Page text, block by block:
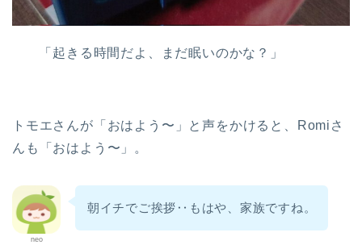
「起きる時間だよ、まだ眠いのかな？」
トモエさんが「おはよう〜」と声をかけると、Romiさ
んも「おはよう〜」。
neo
朝イチでご挨拶‥もはや、家族ですね。